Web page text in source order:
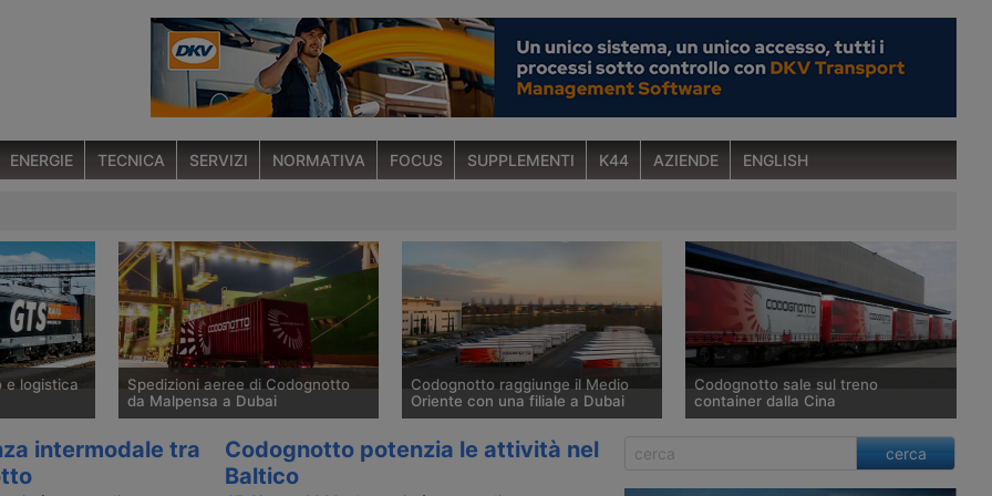
ENERGIE TECNICA SERVIZI NORMATIVA FOCUS SUPPLEMENTI K44 AZIENDE ENGLISH
e logistica
Rail –
–
–
Spedizioni aeree di Codognotto
da Malpensa a Dubai
Dubai, Codognotto ha avviato ad
aprile 2024 spedizioni aeree di
Codognotto raggiunge il Medio
Oriente con una filiale a Dubai
La società veneta di trasporto
Codognotto potenzia le attività nel
Codognotto sale sul treno
container dalla Cina
Codognotto annuncia l’avvio di un
intermodale tra
Codognotto potenzia le attività nel
Baltico
cerca